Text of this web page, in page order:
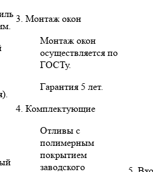
3. Монтаж окон
Монтаж окон
осуществляется по
ГОСТу.
Гарантия 5 лет.
4. Комплектующие
Отливы с
полимерным
покрытием
заводского